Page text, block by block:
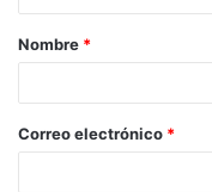
a
r
*
Nombre *
Correo electrónico *